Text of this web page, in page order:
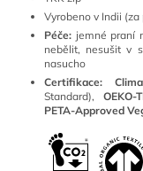
Vyrobeno v Indii
Péče: jemné praní
nebělit, nesušit v
nasucho
Certifikace:
Standard),
OEKO-
PETA-Approved